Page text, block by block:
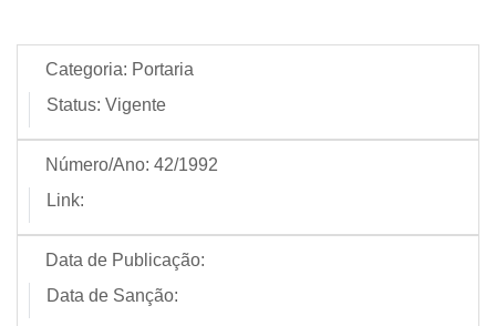
Categoria: Portaria
Status: Vigente
Número/Ano: 42/1992
Link:
Data de Publicação:
Data de Sanção: